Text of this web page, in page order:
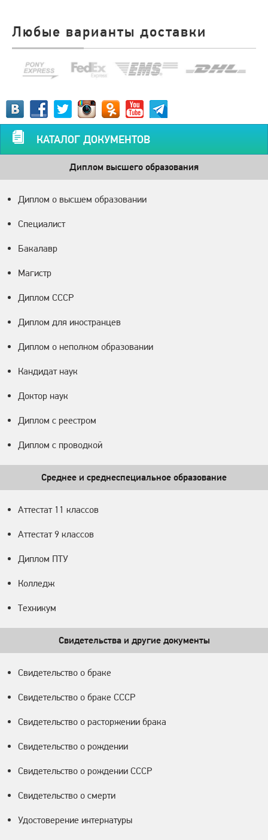
Любые варианты доставки
КАТАЛОГ ДОКУМЕНТОВ
Диплом высшего образования
Диплом о высшем образовании
Специалист
Бакалавр
Магистр
Диплом СССР
Диплом для иностранцев
Диплом о неполном образовании
Кандидат наук
Доктор наук
Диплом с реестром
Диплом с проводкой
Среднее и среднеспециальное образование
Аттестат 11 классов
Аттестат 9 классов
Диплом ПТУ
Колледж
Техникум
Свидетельства и другие документы
Свидетельство о браке
Свидетельство о браке СССР
Свидетельство о расторжении брака
Свидетельство о рождении
Свидетельство о рождении СССР
Свидетельство о смерти
Удостоверение интернатуры